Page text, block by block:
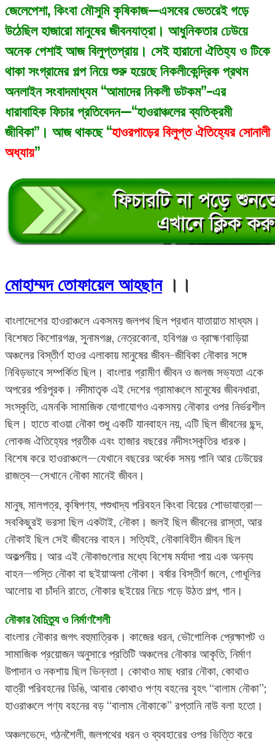
জেলেপেশা, কিংবা মৌসুমি কৃষিকাজ—এসবের ভেতরেই গড়ে
উঠেছিল হাজারো মানুষের জীবনযাত্রা। আধুনিকতার ঢেউয়ে
অনেক পেশাই আজ বিলুপ্তপ্রায়। সেই হারানো ঐতিহ্য ও টিকে
থাকা সংগ্রামের গল্প নিয়ে শুরু হয়েছে নিকলীকেন্দ্রিক প্রথম
অনলাইন সংবাদমাধ্যম “আমাদের নিকলী ডটকম”-এর
ধারাবাহিক ফিচার প্রতিবেদন—“হাওরাঞ্চলের ব্যতিক্রমী
জীবিকা”। আজ থাকছে “হাওরপাড়ের বিলুপ্ত ঐতিহ্যের সোনালী
অধ্যায়”
মোহাম্মদ তোফায়েল আহছান।।
বাংলাদেশের হাওরাঞ্চলে একসময় জলপথ ছিল প্রধান যাতায়াত মাধ্যম।
বিশেষত কিশোরগঞ্জ, সুনামগঞ্জ, নেত্রকোনা, হবিগঞ্জ ও ব্রাহ্মণবাড়িয়া
অঞ্চলের বিস্তীর্ণ হাওর এলাকায় মানুষের জীবন-জীবিকা নৌকার সঙ্গে
নিবিড়ভাবে সম্পর্কিত ছিল। বাংলার গ্রামীণ জীবন ও জলজ সভ্যতা একে
অপরের পরিপূরক। নদীমাতৃক এই দেশের গ্রামাঞ্চলে মানুষের জীবনধারা,
সংস্কৃতি, এমনকি সামাজিক যোগাযোগও একসময় নৌকার ওপর নির্ভরশীল
ছিল। হাতে বাওয়া নৌকা শুধু একটি যানবাহন নয়, এটি ছিল জীবনের ছন্দ,
লোকজ ঐতিহ্যের প্রতীক এবং হাজার বছরের নদীসংস্কৃতির ধারক।
বিশেষ করে হাওরাঞ্চলে—যেখানে বছরের অর্ধেক সময় পানি আর ঢেউয়ের
রাজত্ব—সেখানে নৌকা মানেই জীবন।
মানুষ, মালপত্র, কৃষিপণ্য, পশুখাদ্য পরিবহন কিংবা বিয়ের শোভাযাত্রা—
সবকিছুরই ভরসা ছিল একটাই, নৌকা। জলই ছিল জীবনের রাস্তা, আর
নৌকাই ছিল সেই জীবনের বাহন। সত্যিই, নৌকাবিহীন জীবন ছিল
অকল্পনীয়। আর এই নৌকাগুলোর মধ্যে বিশেষ মর্যাদা পায় এক অনন্য
বাহন—গস্তি নৌকা বা ছইয়াঅলা নৌকা। বর্ষার বিস্তীর্ণ জলে, গোধূলির
আলোয় বা চাঁদনি রাতে, নৌকার ছইয়ের নিচে গড়ে উঠত গল্প, গান।
নৌকার বৈচিত্র্য ও নির্মাণশৈলী
বাংলার নৌকার জগৎ বহুমাত্রিক। কাজের ধরন, ভৌগোলিক প্রেক্ষাপট ও
সামাজিক প্রয়োজন অনুসারে প্রতিটি অঞ্চলের নৌকার আকৃতি, নির্মাণ
উপাদান ও নকশায় ছিল ভিন্নতা। কোথাও মাছ ধরার নৌকা, কোথাও
যাত্রী পরিবহনের ডিঙি, আবার কোথাও পণ্য বহনের বৃহৎ “বালাম নৌকা”;
হাওরাঞ্চলে পণ্য বহনের বড় “বালাম নৌকাকে” রপ্তানি নাউ বলা হতো।
অঞ্চলভেদে, গঠনশৈলী, জলপথের ধরন ও ব্যবহারের ওপর ভিত্তি করে